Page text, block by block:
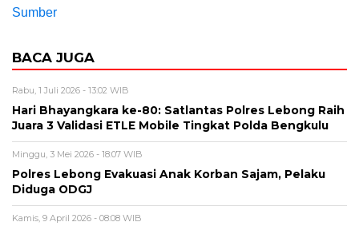
Sumber
BACA JUGA
Rabu, 1 Juli 2026 - 13:02 WIB
Hari Bhayangkara ke-80: Satlantas Polres Lebong Raih
Juara 3 Validasi ETLE Mobile Tingkat Polda Bengkulu
Minggu, 3 Mei 2026 - 18:07 WIB
Polres Lebong Evakuasi Anak Korban Sajam, Pelaku
Diduga ODGJ
Kamis, 9 April 2026 - 08:08 WIB